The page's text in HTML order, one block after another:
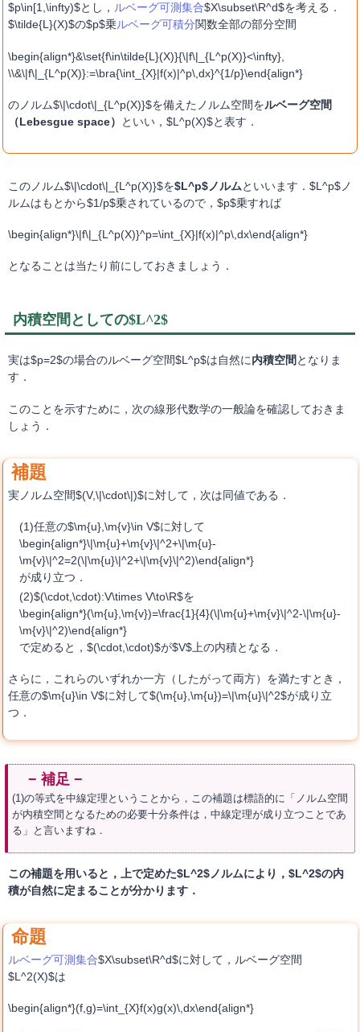
$p\in[1,\infty)$とし， ルベーグ可測集合$X\subset\R^d$を考える．
$\tilde{L}(X)$の$p$乗ルベーグ可積分関数全部の部分空間
\begin{align*}&\set{f\in\tilde{L}(X)}{\|f\|_{L^p(X)}<\infty},
\\&\|f\|_{L^p(X)}:=\bra{\int_{X}|f(x)|^p\,dx}^{1/p}\end{align*}
のノルム$\|\cdot\|_{L^p(X)}$を備えたノルム空間をルベーグ空間
（Lebesgue space）
といい，$L^p(X)$と表す．
このノルム$\|\cdot\|_{L^p(X)}$を$L^p$ノルムといいます．$L^p$ノ
ルムはもとから$1/p$乗されているので，$p$乗すれば
\begin{align*}\|f\|_{L^p(X)}^p=\int_{X}|f(x)|^p\,dx\end{align*}
となることは当たり前にしておきましょう．
内積空間としての$L^2$
実は$p=2$の場合のルベーグ空間$L^p$は自然に内積空間 となりま
す．
このことを示すために，次の線形代数学の一般論を確認しておきま
しょう．
実ノルム空間$(V,\|\cdot\|)$に対して，次は同値である．
任意の$\m{u},\m{v}\in V$に対して
\begin{align*}\|\m{u}+\m{v}\|^2+\|\m{u}-
\m{v}\|^2=2(\|\m{u}\|^2+\|\m{v}\|^2)\end{align*}
が成り立つ．
$(\cdot,\cdot):V\times V\to\R$を
\begin{align*}(\m{u},\m{v})=\frac{1}{4}(\|\m{u}+\m{v}\|^2-\|\m{u}-
\m{v}\|^2)\end{align*}
で定めると，$(\cdot,\cdot)$が$V$上の内積となる．
さらに，これらのいずれか一方（したがって両方）を満たすとき，
任意の$\m{u}\in V$に対して$(\m{u},\m{u})=\|\m{u}\|^2$が成り立
つ．
(1)の等式を中線定理ということから，この補題は標語的に「ノルム空間
が内積空間となるための必要十分条件は，中線定理が成り立つことであ
る」と言いますね．
この補題を用いると，上で定めた$L^2$ノルムにより，$L^2$の内
積が自然に定まることが分かります．
ルベーグ可測集合$X\subset\R^d$に対して，ルベーグ空間
$L^2(X)$は
\begin{align*}(f,g)=\int_{X}f(x)g(x)\,dx\end{align*}